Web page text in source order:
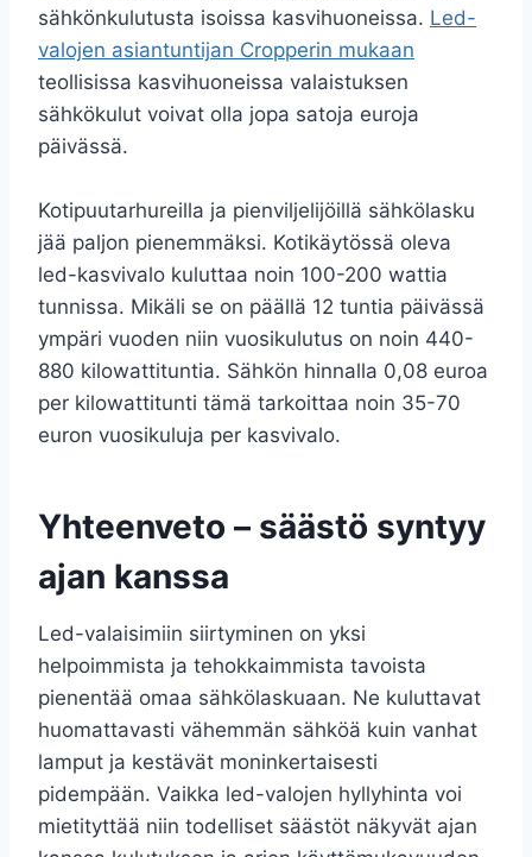
sähkönkulutusta isoissa kasvihuoneissa. Led-
valojen asiantuntijan Cropperin mukaan
teollisissa kasvihuoneissa valaistuksen
sähkökulut voivat olla jopa satoja euroja
päivässä.
Kotipuutarhureilla ja pienviljelijöillä sähkölasku
jää paljon pienemmäksi. Kotikäytössä oleva
led-kasvivalo kuluttaa noin 100-200 wattia
tunnissa. Mikäli se on päällä 12 tuntia päivässä
ympäri vuoden niin vuosikulutus on noin 440-
880 kilowattituntia. Sähkön hinnalla 0,08 euroa
per kilowattitunti tämä tarkoittaa noin 35-70
euron vuosikuluja per kasvivalo.
Yhteenveto – säästö syntyy
ajan kanssa
Led-valaisimiin siirtyminen on yksi
helpoimmista ja tehokkaimmista tavoista
pienentää omaa sähkölaskuaan. Ne kuluttavat
huomattavasti vähemmän sähköä kuin vanhat
lamput ja kestävät moninkertaisesti
pidempään. Vaikka led-valojen hyllyhinta voi
mietityttää niin todelliset säästöt näkyvät ajan